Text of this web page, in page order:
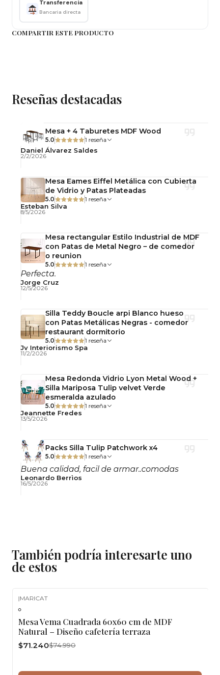
Observaciones
No incluye accesorios decorativos.
Transferencia
Bancaria directa
COMPARTIR ESTE PRODUCTO
Reseñas destacadas
Mesa + 4 Taburetes MDF Wood
5.0 1 reseña
Daniel Álvarez Saldes
2/2/2026
Mesa Eames Eiffel Metálica con Cubierta
de Vidrio y Patas Plateadas
5.0 1 reseña
Esteban Silva
8/5/2026
Mesa rectangular Estilo Industrial de MDF
con Patas de Metal Negro – de comedor
o reunion
5.0 1 reseña
Perfecta.
Jorge Cruz
12/5/2026
Silla Teddy Boucle arpi Blanco hueso
con Patas Metálicas Negras - comedor
restaurant dormitorio
5.0 1 reseña
Jv Interiorismo Spa
11/2/2026
Mesa Redonda Vidrio Lyon Metal Wood +
Silla Mariposa Tulip velvet Verde
esmeralda azulado
5.0 1 reseña
Jeannette Fredes
13/5/2026
Packs Silla Tulip Patchwork x4
5.0 1 reseña
Buena calidad, facil de armar..comodas
Leonardo Berrìos
16/5/2026
También podría interesarte uno
de estos
|MARICAT
Mesa Vema Cuadrada 60x60 cm de MDF
Natural – Diseño cafetería terraza
$71.240$74.990